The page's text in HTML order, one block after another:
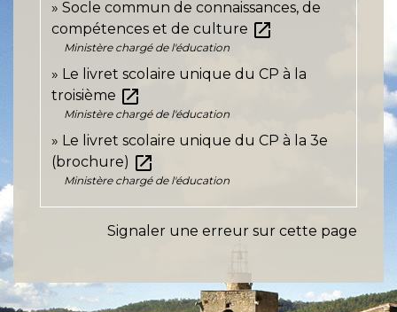
Socle commun de connaissances, de
compétences et de culture open_in_new
Ministère chargé de l'éducation
Le livret scolaire unique du CP à la
troisième open_in_new
Ministère chargé de l'éducation
Le livret scolaire unique du CP à la 3e
(brochure) open_in_new
Ministère chargé de l'éducation
Signaler une erreur sur cette page